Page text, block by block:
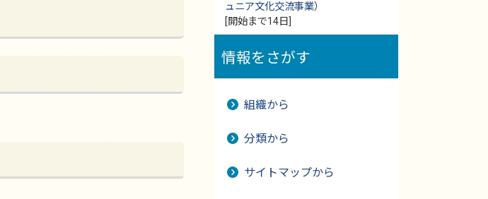
ュニア文化交流事業）
[開始まで14日]
情報をさがす
組織から
分類から
サイトマップから